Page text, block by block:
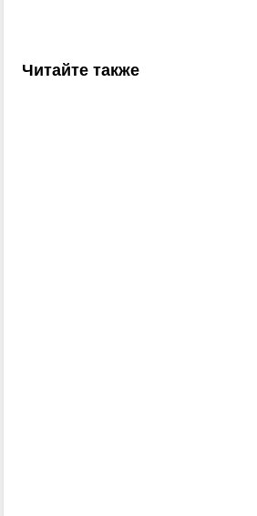
Читайте также